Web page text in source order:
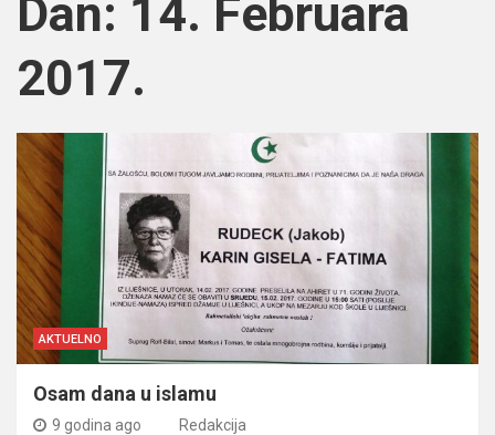
Dan: 14. Februara
2017.
AKTUELNO
Osam dana u islamu
9 godina ago Redakcija